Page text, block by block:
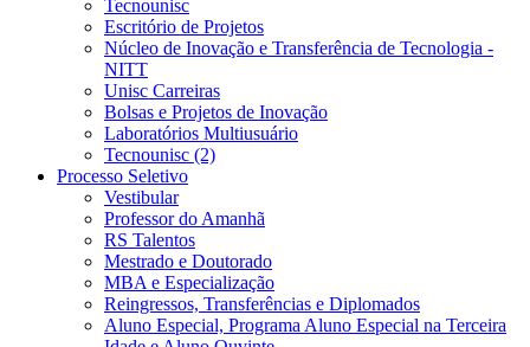
Tecnounisc
Escritório de Projetos
Núcleo de Inovação e Transferência de Tecnologia -
NITT
Unisc Carreiras
Bolsas e Projetos de Inovação
Laboratórios Multiusuário
Tecnounisc (2)
Processo Seletivo
Vestibular
Professor do Amanhã
RS Talentos
Mestrado e Doutorado
MBA e Especialização
Reingressos, Transferências e Diplomados
Aluno Especial, Programa Aluno Especial na Terceira